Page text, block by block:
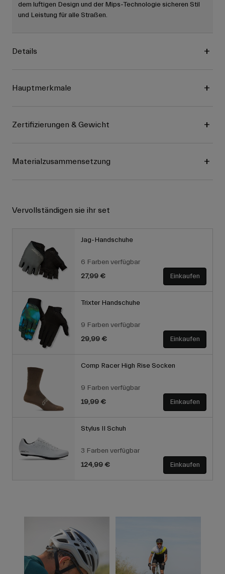
dem luftigen Design und der Mips-Technologie sicheren Stil
und Leistung für alle Straßen.
Details
Hauptmerkmale
Zertifizierungen & Gewicht
Materialzusammensetzung
Vervollständigen sie ihr set
Jag-Handschuhe
6 Farben verfügbar
27,99 €
Einkaufen
Trixter Handschuhe
9 Farben verfügbar
29,99 €
Einkaufen
Comp Racer High Rise Socken
9 Farben verfügbar
19,99 €
Einkaufen
Stylus II Schuh
3 Farben verfügbar
124,99 €
Einkaufen